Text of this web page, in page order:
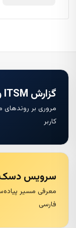
گزارش ITSM و هوش مصنوعی
مروری بر
کاربر
سرویس
فارسی